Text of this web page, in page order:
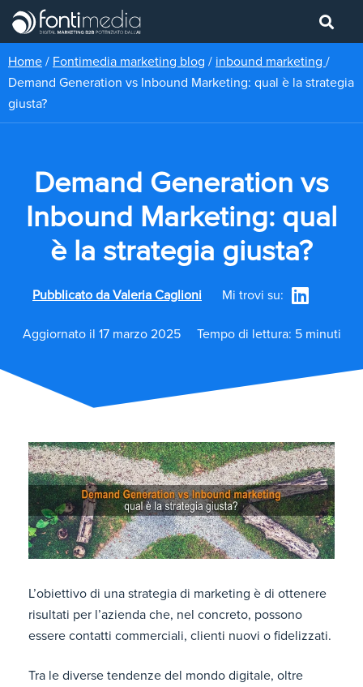
Home / Fontimedia marketing blog / inbound marketing /
Demand Generation vs Inbound Marketing: qual è la strategia
giusta?
Demand Generation vs
Inbound Marketing: qual
è la strategia giusta?
Pubblicato da Valeria Caglioni Mi trovi su:
Aggiornato il 17 marzo 2025 Tempo di lettura: 5 minuti
L’obiettivo di una strategia di marketing è di ottenere
risultati per l’azienda che, nel concreto, possono
essere contatti commerciali, clienti nuovi o fidelizzati.
Tra le diverse tendenze del mondo digitale, oltre